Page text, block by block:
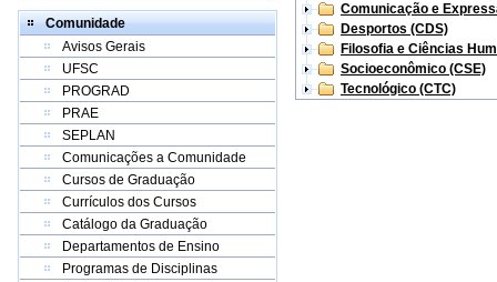
Comunidade
Avisos Gerais
UFSC
PROGRAD
PRAE
SEPLAN
Comunicações a Comunidade
Cursos de Graduação
Currículos dos Cursos
Catálogo da Graduação
Departamentos de Ensino
Programas de Disciplinas
Comunicação e
Desportos (CDS)
Filosofia e Ciências
Socioeconômico (CSE)
Tecnológico (CTC)